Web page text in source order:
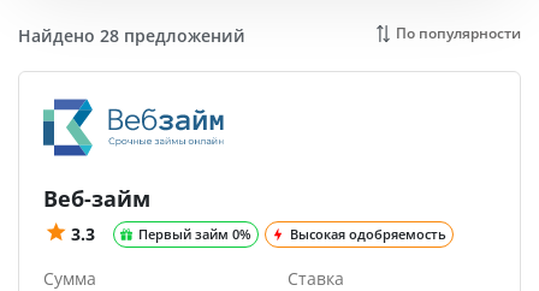
Найдено 28 предложений По популярности
Веб-займ
3.3 Первый займ 0% Высокая одобряемость
Сумма Ставка